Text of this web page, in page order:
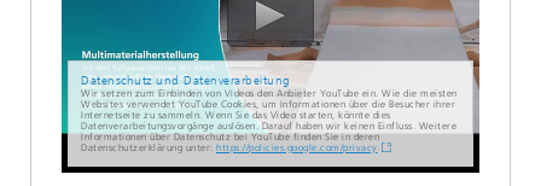
Datenschutz und Datenverarbeitung
Wir setzen zum Einbinden von Videos den Anbieter YouTube ein. Wie die meisten
Websites verwendet YouTube Cookies, um Informationen über die Besucher ihrer
Internetseite zu sammeln. Wenn Sie das Video starten, könnte dies
Datenverarbeitungsvorgänge auslösen. Darauf haben wir keinen Einfluss. Weitere
Informationen über Datenschutz bei YouTube finden Sie in deren
Datenschutzerklärung unter: https://policies.google.com/privacy